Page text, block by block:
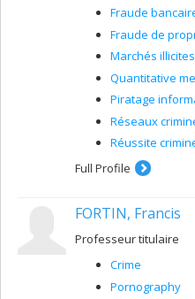
Fraude
Fraude de
Marchés illicites
Quantitative
Piratage
Réseaux
Réussite
Full Profile
FORTIN, Francis
Professeur titulaire
Crime
Pornography